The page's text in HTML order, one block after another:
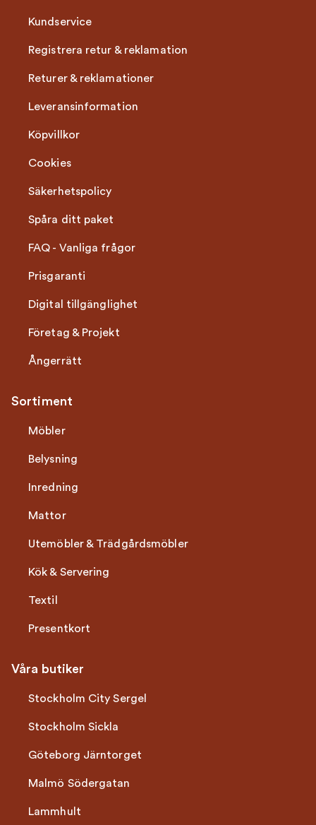
Kundservice
Registrera retur & reklamation
Returer & reklamationer
Leveransinformation
Köpvillkor
Cookies
Säkerhetspolicy
Spåra ditt paket
FAQ - Vanliga frågor
Prisgaranti
Digital tillgänglighet
Företag & Projekt
Ångerrätt
Sortiment
Möbler
Belysning
Inredning
Mattor
Utemöbler & Trädgårdsmöbler
Kök & Servering
Textil
Presentkort
Våra butiker
Stockholm City Sergel
Stockholm Sickla
Göteborg Järntorget
Malmö Södergatan
Lammhult